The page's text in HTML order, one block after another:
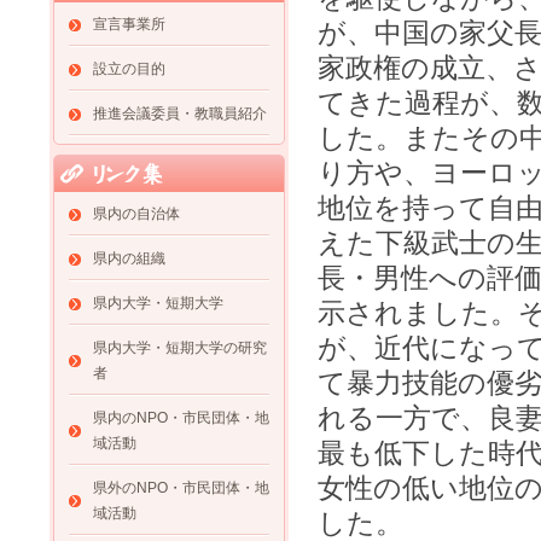
宣言事業所
設立の目的
推進会議委員・教職員紹介
県内の自治体
県内の組織
県内大学・短期大学
県内大学・短期大学の研究
者
県内のNPO・市民団体・地
域活動
県外のNPO・市民団体・地
域活動
が、中国の家父
家政権の成立、
てきた過程が、
した。またその
り方や、ヨーロ
地位を持って自
えた下級武士の
長・男性への評
示されました。
が、近代になっ
て暴力技能の優
れる一方で、良
最も低下した時
女性の低い地位
した。